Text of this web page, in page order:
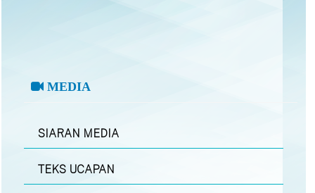
MEDIA
SIARAN MEDIA
TEKS UCAPAN